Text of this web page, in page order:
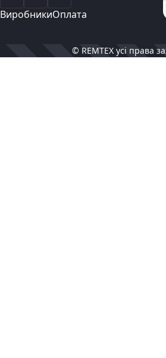
ВиробникиОплата
© REMTEX усі права